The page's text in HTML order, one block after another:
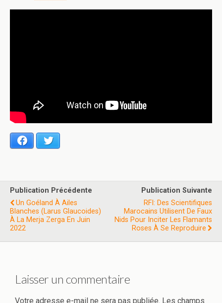
Facebook
Publication Précédente
Un Goéland À Ailes
Blanches (Larus Glaucoides)
À La Merja Zerga En Juin
2022
Publication Suivante
RFI: Des Scientifiques
Marocains Utilisent De Faux
Nids Pour Inciter Les Flamants
Roses À Se Reproduire
Laisser un commentaire
Votre adresse e-mail ne sera pas publiée. Les champs